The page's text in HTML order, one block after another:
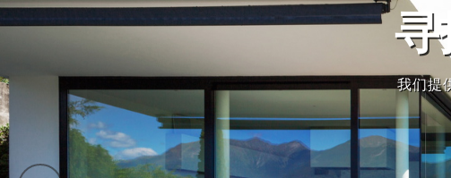
我们提